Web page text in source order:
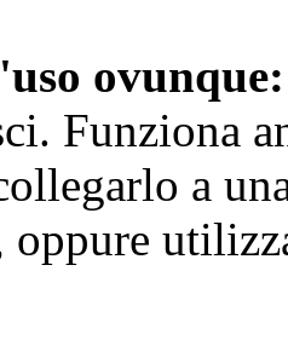
ovunque:
Funziona
a
oppure